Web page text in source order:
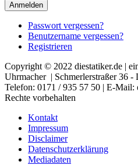
Anmelden
Passwort vergessen?
Benutzername vergessen?
Registrieren
Copyright © 2022 diestatiker.de |
Uhrmacher | Schmerlerstraßer 36 -
Telefon: 0171 / 935 57 50 | E-
Rechte vorbehalten
Kontakt
Impressum
Disclaimer
Datenschutzerklärung
Mediadaten